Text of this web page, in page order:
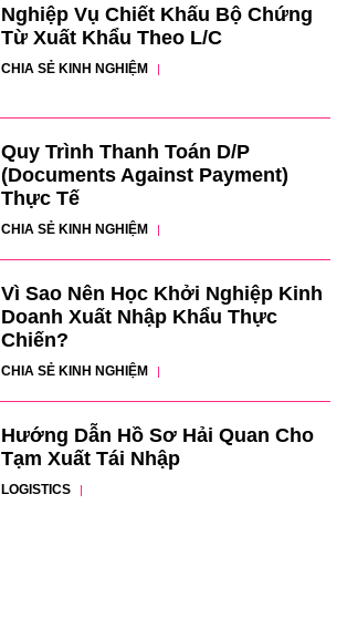
Nghiệp Vụ Chiết Khấu Bộ Chứng
Từ Xuất Khẩu Theo L/C
CHIA SẺ KINH NGHIỆM
Quy Trình Thanh Toán D/P
(Documents Against Payment)
Thực Tế
CHIA SẺ KINH NGHIỆM
Vì Sao Nên Học Khởi Nghiệp Kinh
Doanh Xuất Nhập Khẩu Thực
Chiến?
CHIA SẺ KINH NGHIỆM
Hướng Dẫn Hồ Sơ Hải Quan Cho
Tạm Xuất Tái Nhập
LOGISTICS